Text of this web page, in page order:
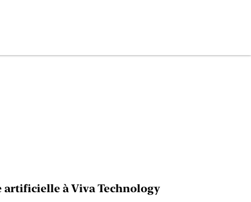
à Viva Technology